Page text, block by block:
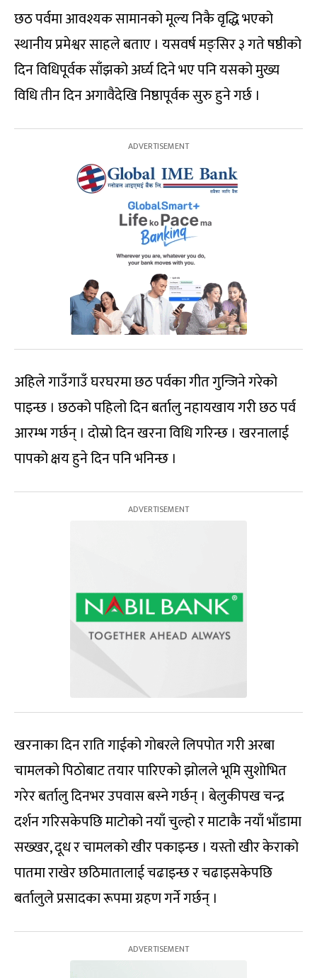
छठ पर्वमा आवश्यक सामानको मूल्य निकै वृद्धि भएको
स्थानीय प्रमेश्वर साहले बताए । यसवर्ष मङ्सिर ३ गते षष्ठीको
दिन विधिपूर्वक साँझको अर्घ्य दिने भए पनि यसको मुख्य
विधि तीन दिन अगावैदेखि निष्ठापूर्वक सुरु हुने गर्छ ।
अहिले गाउँगाउँ घरघरमा छठ पर्वका गीत गुन्जिने गरेको
पाइन्छ । छठको पहिलो दिन बर्तालु नहायखाय गरी छठ पर्व
आरम्भ गर्छन् । दोस्रो दिन खरना विधि गरिन्छ । खरनालाई
पापको क्षय हुने दिन पनि भनिन्छ ।
खरनाका दिन राति गाईको गोबरले लिपपोत गरी अरबा
चामलको पिठोबाट तयार पारिएको झोलले भूमि सुशोभित
गरेर बर्तालु दिनभर उपवास बस्ने गर्छन् । बेलुकीपख चन्द्र
दर्शन गरिसकेपछि माटोको नयाँ चुल्हो र माटाकै नयाँ भाँडामा
सख्खर, दूध र चामलको खीर पकाइन्छ । यस्तो खीर केराको
पातमा राखेर छठिमातालाई चढाइन्छ र चढाइसकेपछि
बर्तालुले प्रसादका रूपमा ग्रहण गर्ने गर्छन् ।